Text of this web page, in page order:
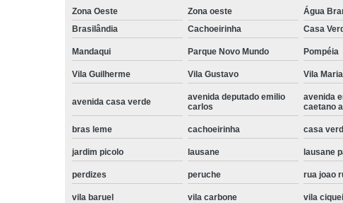
Zona Oeste Zona oeste
Água
Brasilândia
Cachoeirinha Casa
Mandaqui Parque Novo Mundo Pompéia
Vila Guilherme Vila Gustavo Vila Maria
avenida casa verde
avenida deputado emilio
carlos
avenida
caetano
bras leme cachoeirinha casa
jardim picolo lausane lausane
perdizes peruche rua joao
vila baruel vila carbone vila